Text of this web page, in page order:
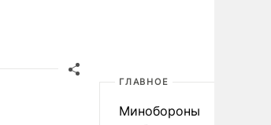
ГЛАВНОЕ
Минобороны